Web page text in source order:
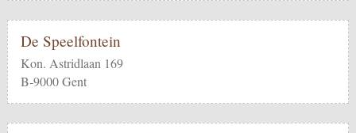
De Speelfontein
Kon. Astridlaan 169
B-9000 Gent